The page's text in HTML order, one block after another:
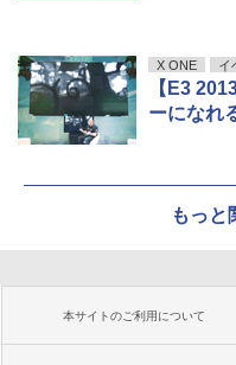
X ONE イ
【E3
ーになれ
もっと
本サイトのご利用について